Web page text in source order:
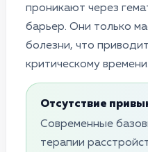
проникают через
барьер. Они только
болезни, что
критическому времени.
Отсутствие
Современные
терапии